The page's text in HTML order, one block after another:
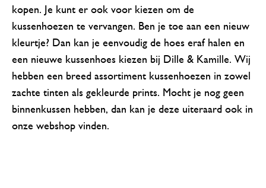
kopen. Je kunt er ook voor kiezen om de
kussenhoezen te vervangen. Ben je toe aan een nieuw
kleurtje? Dan kan je eenvoudig de hoes eraf halen en
een nieuwe kussenhoes kiezen bij Dille & Kamille. Wij
hebben een breed assortiment kussenhoezen in zowel
zachte tinten als gekleurde prints. Mocht je nog geen
binnenkussen hebben, dan kan je deze uiteraard ook in
onze webshop vinden.